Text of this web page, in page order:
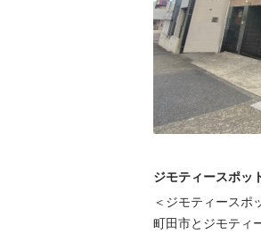
ジモティースポッ
＜ジモティースポ
町田市とジモティ